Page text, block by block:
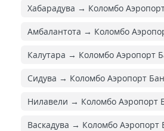
Хабарадува → Коломбо
Амбалантота → Коломбо
Калутара → Коломбо Аэропорт
Сидува → Коломбо Аэропорт
Нилавели → Коломбо Аэропорт
Васкадува → Коломбо Аэропорт